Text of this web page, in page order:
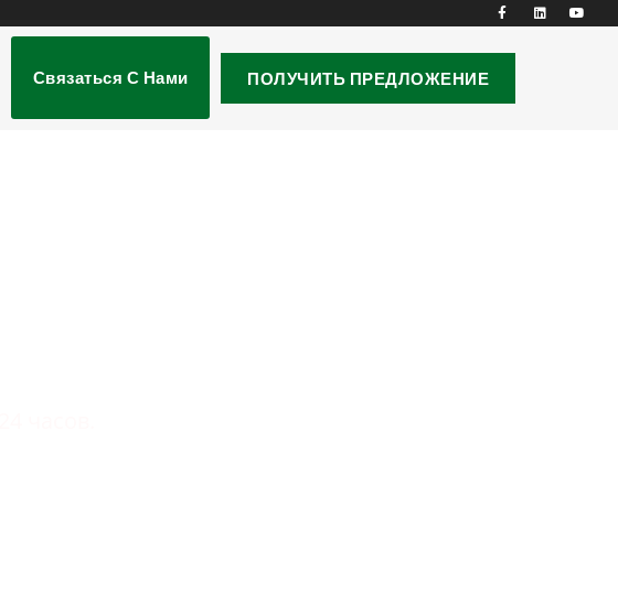
Связаться С Нами ПОЛУЧИТЬ ПРЕДЛОЖЕНИЕ